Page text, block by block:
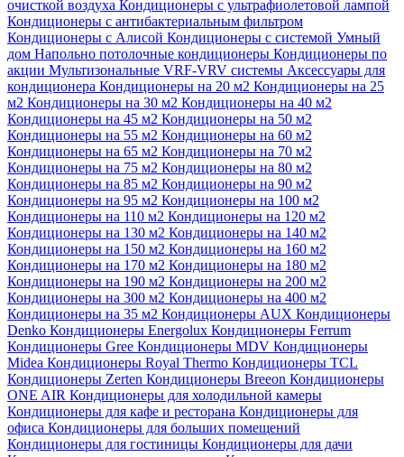
очисткой воздуха Кондиционеры с ультрафиолетовой лампой
Кондиционеры с антибактериальным фильтром
Кондиционеры с Алисой Кондиционеры с системой Умный
дом Напольно потолочные кондиционеры Кондиционеры по
акции Мультизональные VRF-VRV системы Аксессуары для
кондиционера Кондиционеры на 20 м2 Кондиционеры на 25
м2 Кондиционеры на 30 м2 Кондиционеры на 40 м2
Кондиционеры на 45 м2 Кондиционеры на 50 м2
Кондиционеры на 55 м2 Кондиционеры на 60 м2
Кондиционеры на 65 м2 Кондиционеры на 70 м2
Кондиционеры на 75 м2 Кондиционеры на 80 м2
Кондиционеры на 85 м2 Кондиционеры на 90 м2
Кондиционеры на 95 м2 Кондиционеры на 100 м2
Кондиционеры на 110 м2 Кондиционеры на 120 м2
Кондиционеры на 130 м2 Кондиционеры на 140 м2
Кондиционеры на 150 м2 Кондиционеры на 160 м2
Кондиционеры на 170 м2 Кондиционеры на 180 м2
Кондиционеры на 190 м2 Кондиционеры на 200 м2
Кондиционеры на 300 м2 Кондиционеры на 400 м2
Кондиционеры на 35 м2 Кондиционеры AUX Кондиционеры
Denko Кондиционеры Energolux Кондиционеры Ferrum
Кондиционеры Gree Кондиционеры MDV Кондиционеры
Midea Кондиционеры Royal Thermo Кондиционеры TCL
Кондиционеры Zerten Кондиционеры Breeon Кондиционеры
ONE AIR Кондиционеры для холодильной камеры
Кондиционеры для кафе и ресторана Кондиционеры для
офиса Кондиционеры для больших помещений
Кондиционеры для гостиницы Кондиционеры для дачи